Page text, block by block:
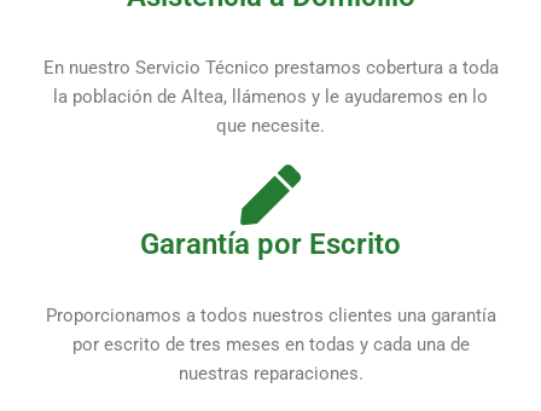
En nuestro Servicio Técnico prestamos cobertura a toda
la población de Altea, llámenos y le ayudaremos en lo
que necesite.
Garantía por Escrito
Proporcionamos a todos nuestros clientes una garantía
por escrito de tres meses en todas y cada una de
nuestras reparaciones.